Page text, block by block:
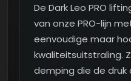
De Dark Leo PRO
van onze PRO-lijn
eenvoudige maar
kwaliteitsuitstraling.
demping die de druk